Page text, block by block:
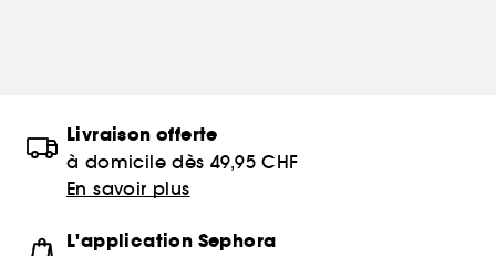
Livraison offerte
à domicile dès 49,95 CHF
En savoir plus
L'application Sephora